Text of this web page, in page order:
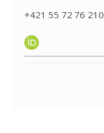
+421 55 72 76 210